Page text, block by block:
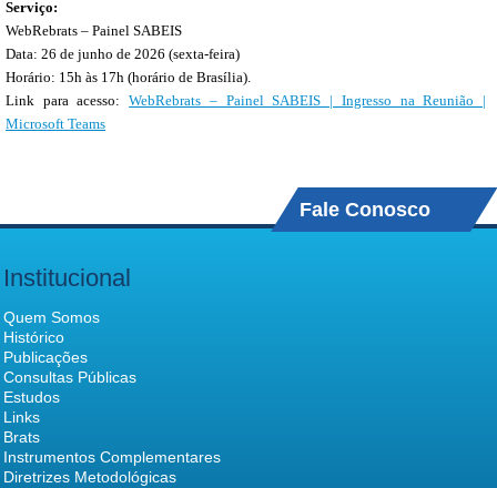
Serviço:
WebRebrats – Painel SABEIS
Data: 26 de junho de 2026 (sexta-feira)
Horário: 15h às 17h (horário de Brasília).
Link para acesso:WebRebrats – Painel SABEIS | Ingresso na Reunião |
Microsoft Teams
Fale Conosco
Institucional
Quem Somos
Histórico
Publicações
Consultas Públicas
Estudos
Links
Brats
Instrumentos Complementares
Diretrizes Metodológicas